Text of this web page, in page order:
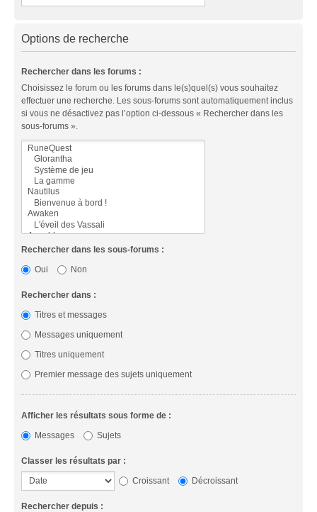
Options de recherche
Rechercher dans les forums :
Choisissez le forum ou les forums dans le(s)quel(s) vous souhaitez
effectuer une recherche. Les sous-forums sont automatiquement inclus
si vous ne désactivez pas l’option ci-dessous « Rechercher dans les
sous-forums ».
Rechercher dans les sous-forums :
Oui
Non
Rechercher dans :
Titres et messages
Messages uniquement
Titres uniquement
Premier message des sujets uniquement
Afficher les résultats sous forme de :
Messages
Sujets
Classer les résultats par :
Croissant
Décroissant
Rechercher depuis :